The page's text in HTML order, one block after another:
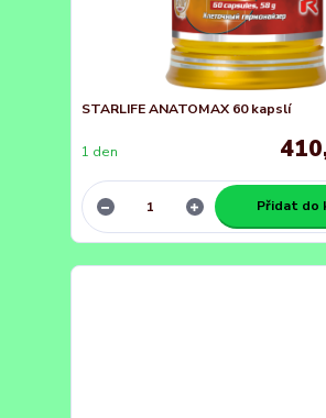
STARLIFE ANATOMAX 60 kapslí
1 den
Přidat do